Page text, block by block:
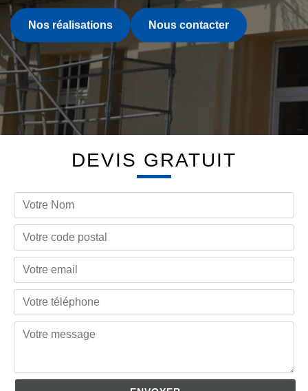
Nos réalisations Nous contacter
DEVIS GRATUIT